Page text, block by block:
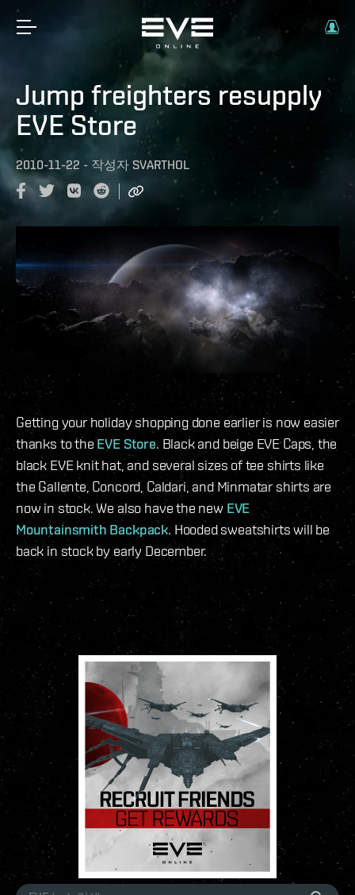
Jump freighters resupply
EVE Store
2010-11-22 - 작성자 SVARTHOL
Getting your holiday shopping done earlier is now easier
thanks to theEVE Store. Black and beige EVE Caps, the
black EVE knit hat, and several sizes of tee shirts like
the Gallente, Concord, Caldari, and Minmatar shirts are
now in stock. We also have the new EVE
Mountainsmith Backpack. Hooded sweatshirts will be
back in stock by early December.